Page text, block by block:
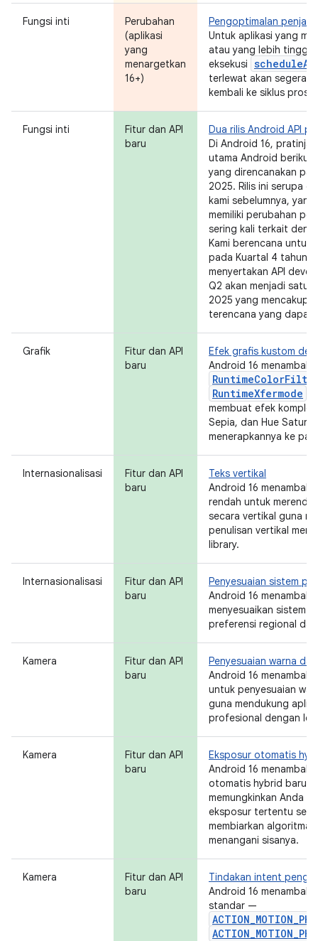
Fungsi inti
Perubahan
(aplikasi
yang
menargetkan
16+)
Pengoptimalan
Untuk aplikasi yang
atau yang lebih tinggi,
eksekusi
terlewat akan segera
kembali ke siklus
Fungsi inti
Fitur dan API
baru
Dua rilis Android API
Di Android 16,
utama Android
yang direncanakan
2025. Rilis ini serupa
kami sebelumnya,
memiliki perubahan
sering kali terkait
Kami berencana untuk
pada Kuartal 4 tahun
menyertakan API
Q2 akan menjadi
2025 yang mencakup
terencana yang dapat
Grafik
Fitur dan API
baru
Efek grafis kustom
Android 16
RuntimeXfermode
membuat efek
Sepia, dan Hue
menerapkannya ke
Internasionalisasi
Fitur dan API
baru
Teks vertikal
Android 16
rendah untuk
secara vertikal guna
penulisan vertikal
library.
Internasionalisasi
Fitur dan API
baru
Penyesuaian sistem
Android 16
menyesuaikan sistem
preferensi regional
Kamera
Fitur dan API
baru
Penyesuaian warna
Android 16
untuk penyesuaian
guna mendukung
profesional dengan
Kamera
Fitur dan API
baru
Eksposur otomatis
Android 16
otomatis hybrid baru
memungkinkan Anda
eksposur tertentu
membiarkan algoritma
menangani sisanya.
Kamera
Fitur dan API
baru
Tindakan intent
Android 16
standar —